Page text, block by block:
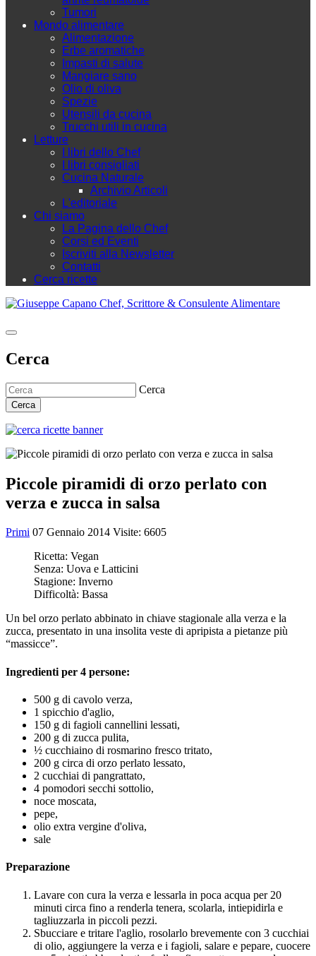
Tumori
Mondo alimentare
Alimentazione
Erbe aromatiche
Impasti di salute
Mangiare sano
Olio di oliva
Spezie
Utensili da cucina
Trucchi utili in cucina
Letture
I libri dello Chef
I libri consigliati
Cucina Naturale
Archivio Articoli
L'editoriale
Chi siamo
La Pagina dello Chef
Corsi ed Eventi
Iscriviti alla Newsletter
Contatti
Cerca ricette
Cerca
Cerca
Cerca
Piccole piramidi di orzo perlato con
verza e zucca in salsa
Primi 07 Gennaio 2014 Visite: 6605
Ricetta: Vegan
Senza: Uova e Latticini
Stagione: Inverno
Difficoltà: Bassa
Un bel orzo perlato abbinato in chiave stagionale alla verza e la
zucca, presentato in una insolita veste di apripista a pietanze più
“massicce”.
Ingredienti per 4 persone:
500 g di cavolo verza,
1 spicchio d'aglio,
150 g di fagioli cannellini lessati,
200 g di zucca pulita,
½ cucchiaino di rosmarino fresco tritato,
200 g circa di orzo perlato lessato,
2 cucchiai di pangrattato,
4 pomodori secchi sottolio,
noce moscata,
pepe,
olio extra vergine d'oliva,
sale
Preparazione
Lavare con cura la verza e lessarla in poca acqua per 20
minuti circa fino a renderla tenera, scolarla, intiepidirla e
tagliuzzarla in piccoli pezzi.
Sbucciare e tritare l'aglio, rosolarlo brevemente con 3 cucchiai
di olio, aggiungere la verza e i fagioli, salare e pepare, cuocere